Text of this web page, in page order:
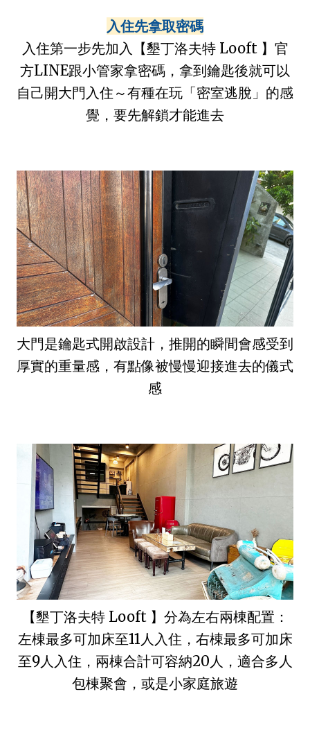
入住先拿取密碼
入住第一步先加入【墾丁洛夫特 Looft 】官
方LINE跟小管家拿密碼，拿到鑰匙後就可以
自己開大門入住～有種在玩「密室逃脫」的感
覺，要先解鎖才能進去
大門是鑰匙式開啟設計，推開的瞬間會感受到
厚實的重量感，有點像被慢慢迎接進去的儀式
感
【墾丁洛夫特 Looft 】分為左右兩棟配置：
左棟最多可加床至11人入住，右棟最多可加床
至9人入住，兩棟合計可容納20人，適合多人
包棟聚會，或是小家庭旅遊